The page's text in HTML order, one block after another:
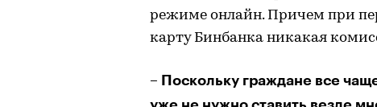
режиме онлайн. Причем при
карту Бинбанка никакая
– Поскольку граждане все